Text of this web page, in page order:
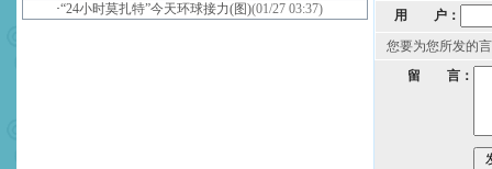
·“24小时莫扎特”今天环球接力(图)(01/27 03:37)
用 户：
您要为您所发的
留 言：